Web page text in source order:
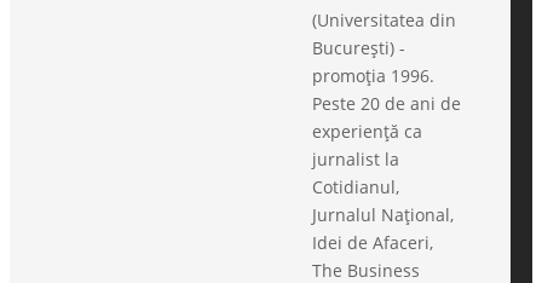
(Universitatea din
București) -
promoția 1996.
Peste 20 de ani de
experiență ca
jurnalist la
Cotidianul,
Jurnalul Național,
Idei de Afaceri,
The Business